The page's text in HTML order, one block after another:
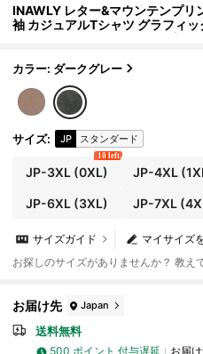
INAWLY レター&マウンテンプリ
袖 カジュアルTシャツ グラフィ
カラー: ダークグレー
サイズ: JP スタンダード
JP-3XL(0XL)
10 left
JP-4XL
JP-6XL(3XL) JP-7XL
マイサイズ
サイズガイド
お探しのサイズがありませんか？ 教え
お届け先 Japan
送料無料
500 ポイント 付与遅延 お届